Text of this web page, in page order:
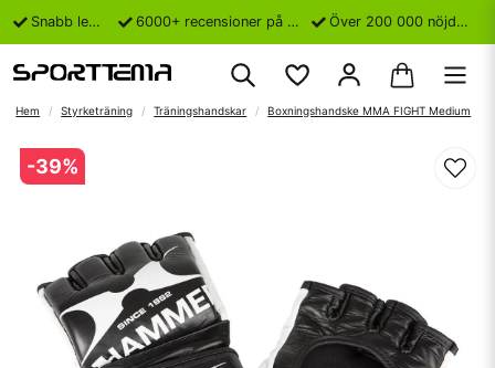
Snabb leverans 6000+ recensioner på Trustpilot Över 200 000 nöjda kunder
Hem Styrketräning Träningshandskar Boxningshandske MMA FIGHT Medium
-39%